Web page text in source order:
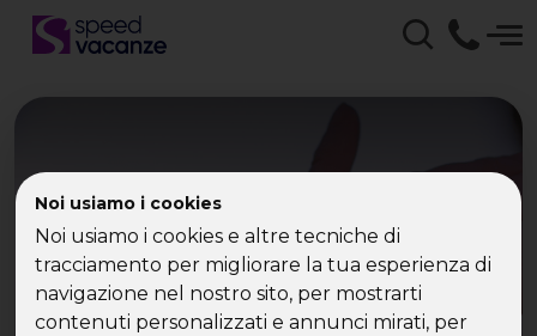
Noi usiamo i cookies
Noi usiamo i cookies e altre tecniche di
tracciamento per migliorare la tua esperienza di
navigazione nel nostro sito, per mostrarti
contenuti personalizzati e annunci mirati, per
Speed Vacanze - Essere
single è divertente con
SpeedVacanze